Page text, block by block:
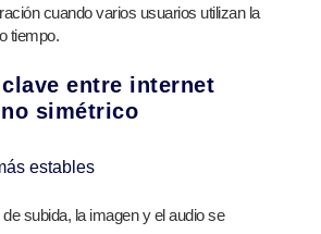
cuando varios usuarios utilizan la
tiempo.
entre internet
simétrico
estables
subida, la imagen y el audio se